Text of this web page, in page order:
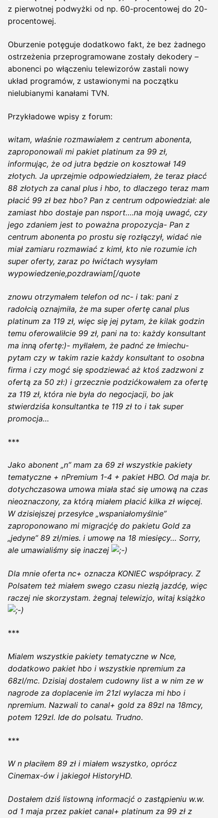
z pierwotnej podwyżki od np. 60-procentowej do 20-
procentowej.
Oburzenie potęguje dodatkowo fakt, że bez żadnego
ostrzeżenia przeprogramowane zostały dekodery –
abonenci po włączeniu telewizorów zastali nowy
układ programów, z ustawionymi na początku
nielubianymi kanałami TVN.
Przykładowe wpisy z forum:
witam, właśnie rozmawiałem z centrum abonenta,
zaproponowali mi pakiet platinum za 99 zł,
informując, że od jutra będzie on kosztował 149
złotych. Ja uprzejmie odpowiedziałem, że teraz płacć
88 złotych za canal plus i hbo, to dlaczego teraz mam
płacić 99 zł bez hbo? Pan z centrum odpowiedział: ale
zamiast hbo dostaje pan nsport….na moją uwagć, czy
jego zdaniem jest to poważna propozycja- Pan z
centrum abonenta po prostu się rozłączył, widać nie
miał zamiaru rozmawiać z kimł, kto nie rozumie ich
super oferty, zaraz po łwićtach wysyłam
wypowiedzenie,pozdrawiam[/quote
znowu otrzymałem telefon od nc- i tak: pani z
radołcią oznajmiła, że ma super ofertę canal plus
platinum za 119 zł, więc się jej pytam, że kilak godzin
temu oferowaliłcie 99 zł, pani na to: każdy konsultant
ma inną ofertę:)- myłlałem, że padnć ze łmiechu-
pytam czy w takim razie każdy konsultant to osobna
firma i czy mogć się spodziewać aż ktoś zadzwoni z
ofertą za 50 zł:) i grzecznie podzićkowałem za ofertę
za 119 zł, która nie była do negocjacji, bo jak
stwierdziśa konsultantka te 119 zł to i tak super
promocja…
***
Jako abonent „n” mam za 69 zł wszystkie pakiety
tematyczne + nPremium 1-4 + pakiet HBO. Od maja br.
dotychczasowa umowa miała stać się umową na czas
nieoznaczony, za którą miałem płacić kilka zł więcej.
W dzisiejszej przesyłce „wspaniałomyślnie”
zaproponowano mi migracjćę do pakietu Gold za
„jedyne” 89 zł/mies. i umowę na 18 miesięcy… Sorry,
ale umawialiśmy się inaczej
Dla mnie oferta nc+ oznacza KONIEC współpracy. Z
Polsatem też miałem swego czasu niezłą jazdćę, więc
raczej nie skorzystam. żegnaj telewizjo, witaj książko
***
Mialem wszystkie pakiety tematyczne w Nce,
dodatkowo pakiet hbo i wszystkie npremium za
68zl/mc. Dzisiaj dostalem cudowny list a w nim ze w
nagrode za doplacenie im 21zl wylacza mi hbo i
npremium. Nazwali to canal+ gold za 89zl na 18mcy,
potem 129zl. Ide do polsatu. Trudno.
***
W n płaciłem 89 zł i miałem wszystko, oprócz
Cinemax-ów i jakiegoł HistoryHD.
Dostałem dziś listowną informacjć o zastąpieniu w.w.
od 1 maja przez pakiet canal+ platinum za 99 zł z